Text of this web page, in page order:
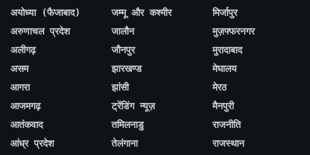
अयोध्या (फैजाबाद)
अरुणाचल प्रदेश
अलीगढ़
असम
आगरा
आजमगढ़
आतंकवाद
आंध्र प्रदेश
जम्मू और कश्मीर
जालौन
जौनपुर
झारखण्ड
झांसी
ट्रेंडिंग न्यूज़
तमिलनाडु
तेलंगाना
मिर्जापुर
मुज़फ्फरनगर
मुरादाबाद
मेघालय
मेरठ
मैनपुरी
राजनीति
राजस्थान